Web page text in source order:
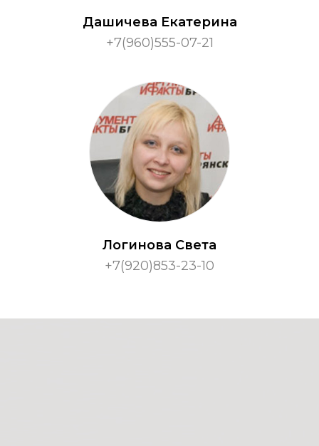
Дашичева Екатерина
+7(960)555-07-21
Логинова Света
+7(920)853-23-10